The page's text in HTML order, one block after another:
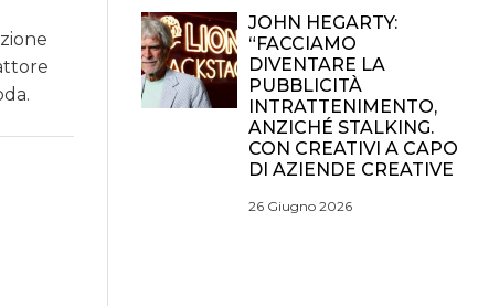
JOHN HEGARTY:
“FACCIAMO
DIVENTARE LA
PUBBLICITÀ
INTRATTENIMENTO,
ANZICHÉ STALKING.
CON CREATIVI A CAPO
DI AZIENDE CREATIVE
26 Giugno 2026